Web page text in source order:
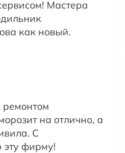
Мастера
как новый.
ремонтом
на отлично, а
С
эту фирму!